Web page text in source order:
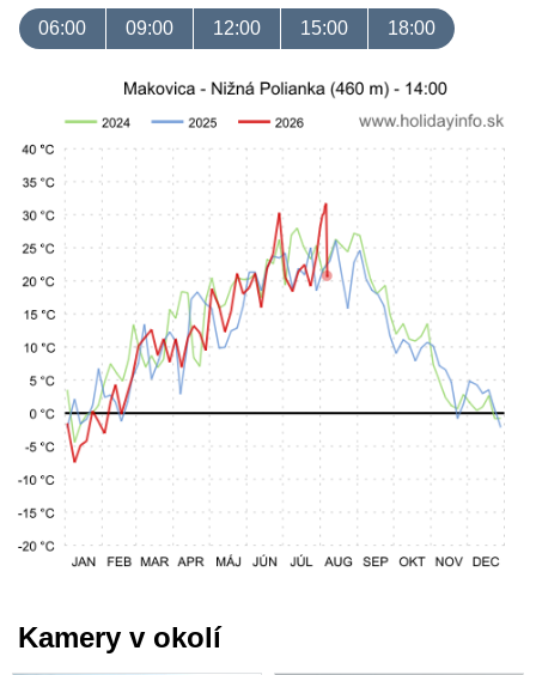
06:00 09:00 12:00 15:00 18:00
Kamery v okolí